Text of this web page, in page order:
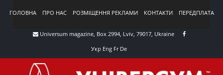
ГОЛОВНА ПРО НАС РОЗМІЩЕННЯ РЕКЛАМИ КОНТАКТИ ПЕРЕДПЛАТА
Universum magazine, Box 2994, Lviv, 79017, Ukraine
Укр Eng Fr De